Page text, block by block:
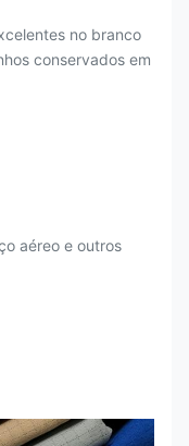
no branco
conservados em
aéreo e outros